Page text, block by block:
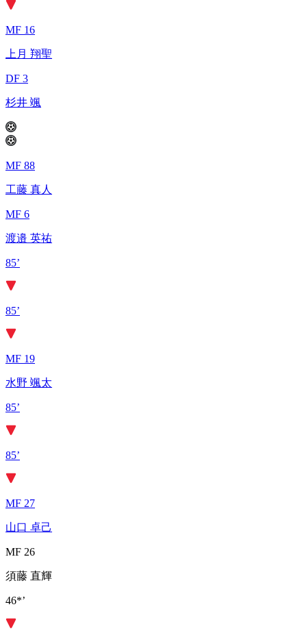
MF 16
上月 翔聖
DF 3
杉井 颯
MF 88
工藤 真人
MF 6
渡邉 英祐
85’
85’
MF 19
水野 颯太
85’
85’
MF 27
山口 卓己
MF 26
須藤 直輝
46*’